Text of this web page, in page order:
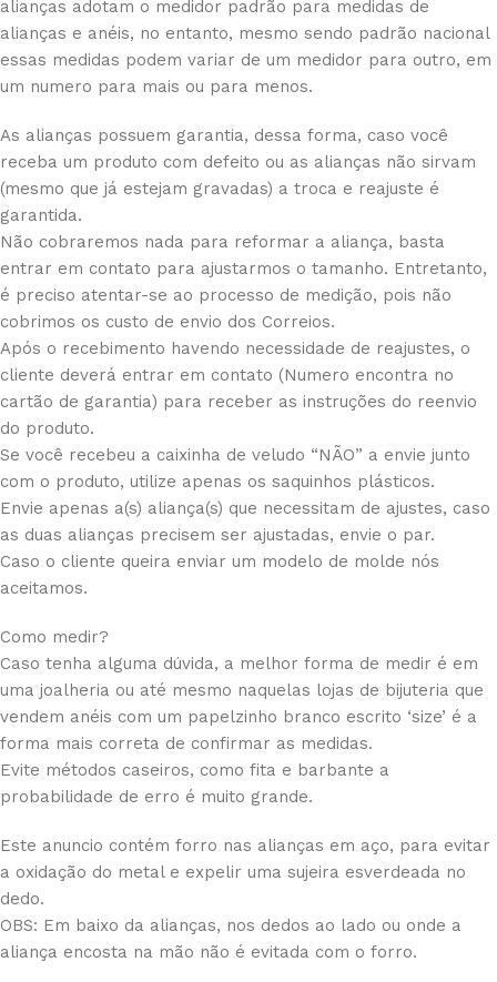
alianças adotam o medidor padrão para medidas de
alianças e anéis, no entanto, mesmo sendo padrão nacional
essas medidas podem variar de um medidor para outro, em
um numero para mais ou para menos.
As alianças possuem garantia, dessa forma, caso você
receba um produto com defeito ou as alianças não sirvam
(mesmo que já estejam gravadas) a troca e reajuste é
garantida.
Não cobraremos nada para reformar a aliança, basta
entrar em contato para ajustarmos o tamanho. Entretanto,
é preciso atentar-se ao processo de medição, pois não
cobrimos os custo de envio dos Correios.
Após o recebimento havendo necessidade de reajustes, o
cliente deverá entrar em contato (Numero encontra no
cartão de garantia) para receber as instruções do reenvio
do produto.
Se você recebeu a caixinha de veludo “NÃO” a envie junto
com o produto, utilize apenas os saquinhos plásticos.
Envie apenas a(s) aliança(s) que necessitam de ajustes, caso
as duas alianças precisem ser ajustadas, envie o par.
Caso o cliente queira enviar um modelo de molde nós
aceitamos.
Como medir?
Caso tenha alguma dúvida, a melhor forma de medir é em
uma joalheria ou até mesmo naquelas lojas de bijuteria que
vendem anéis com um papelzinho branco escrito ‘size’ é a
forma mais correta de confirmar as medidas.
Evite métodos caseiros, como fita e barbante a
probabilidade de erro é muito grande.
Este anuncio contém forro nas alianças em aço, para evitar
a oxidação do metal e expelir uma sujeira esverdeada no
dedo.
OBS: Em baixo da alianças, nos dedos ao lado ou onde a
aliança encosta na mão não é evitada com o forro.